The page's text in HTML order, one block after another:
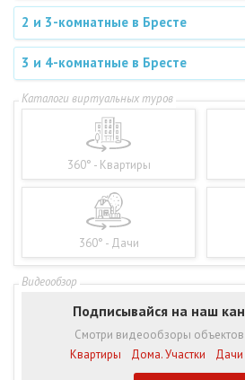
2 и 3-комнатные в Бресте
3 и 4-комнатные в Бресте
360° - Квартиры
360° - Дачи
Подписывайся на наш
Смотри видеообзоры
Квартиры
Дома. Участки Дачи